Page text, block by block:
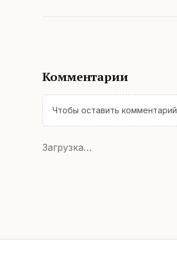
Комментарии
Чтобы оставить комментарий,
Загрузка…